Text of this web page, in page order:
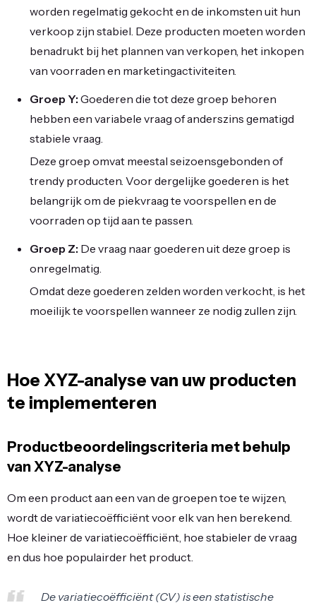
worden regelmatig gekocht en de inkomsten uit hun
verkoop zijn stabiel. Deze producten moeten worden
benadrukt bij het plannen van verkopen, het inkopen
van voorraden en marketingactiviteiten.
Groep Y: Goederen die tot deze groep behoren
hebben een variabele vraag of anderszins gematigd
stabiele vraag.
Deze groep omvat meestal seizoensgebonden of
trendy producten. Voor dergelijke goederen is het
belangrijk om de piekvraag te voorspellen en de
voorraden op tijd aan te passen.
Groep Z: De vraag naar goederen uit deze groep is
onregelmatig.
Omdat deze goederen zelden worden verkocht, is het
moeilijk te voorspellen wanneer ze nodig zullen zijn.
Hoe XYZ-analyse van uw producten
te implementeren
Productbeoordelingscriteria met behulp
van XYZ-analyse
Om een product aan een van de groepen toe te wijzen,
wordt de variatiecoëfficiënt voor elk van hen berekend.
Hoe kleiner de variatiecoëfficiënt, hoe stabieler de vraag
en dus hoe populairder het product.
De variatiecoëfficiënt (CV) is een statistische